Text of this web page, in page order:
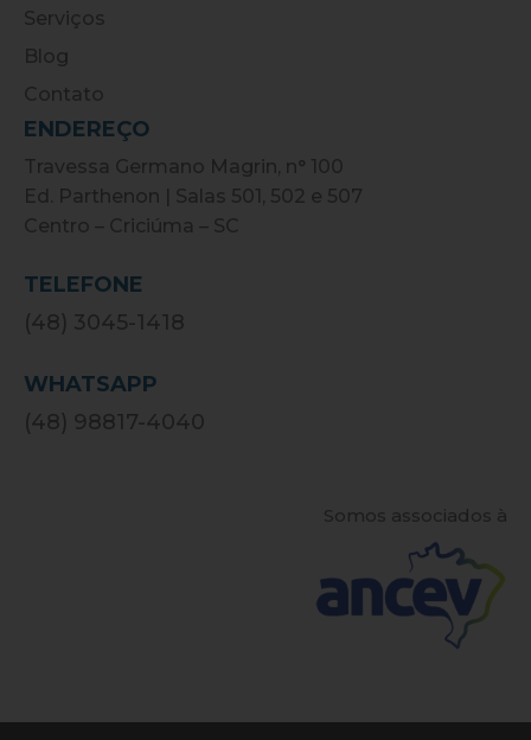
Serviços
Blog
Contato
ENDEREÇO
Travessa Germano Magrin, n° 100
Ed. Parthenon | Salas 501, 502 e 507
Centro – Criciúma – SC
TELEFONE
(48) 3045-1418
WHATSAPP
(48) 98817-4040
Somos associados à